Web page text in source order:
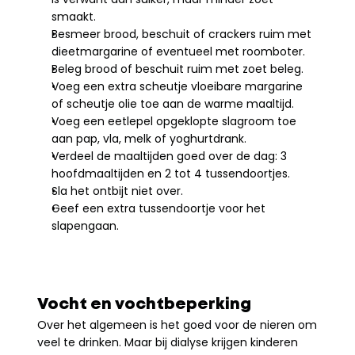
smaakt.
Besmeer brood, beschuit of crackers ruim met
dieetmargarine of eventueel met roomboter.
Beleg brood of beschuit ruim met zoet beleg.
Voeg een extra scheutje vloeibare margarine
of scheutje olie toe aan de warme maaltijd.
Voeg een eetlepel opgeklopte slagroom toe
aan pap, vla, melk of yoghurtdrank.
Verdeel de maaltijden goed over de dag: 3
hoofdmaaltijden en 2 tot 4 tussendoortjes.
Sla het ontbijt niet over.
Geef een extra tussendoortje voor het
slapengaan.
Vocht en vochtbeperking
Over het algemeen is het goed voor de nieren om
veel te drinken. Maar bij dialyse krijgen kinderen